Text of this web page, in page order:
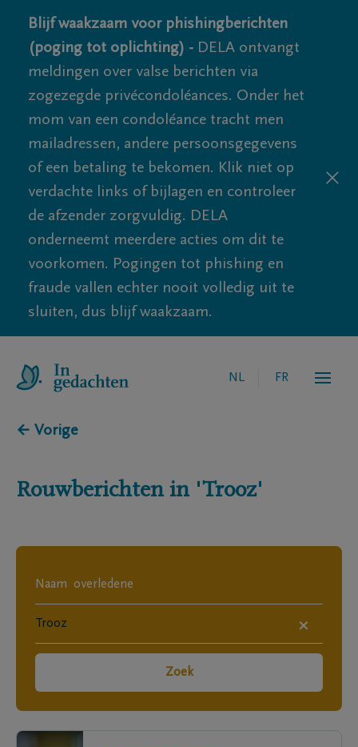
Blijf waakzaam voor phishingberichten
(poging tot oplichting) - DELA ontvangt
meldingen over valse berichten via
zogezegde privécondoléances. Onder het
mom van een condoléance tracht men
mailadressen, andere persoonsgegevens
of een betaling te bekomen. Klik niet op
verdachte links of bijlagen en controleer
de afzender zorgvuldig. DELA
onderneemt meerdere acties om dit te
voorkomen. Pogingen tot phishing en
fraude vallen echter nooit volledig uit te
sluiten, dus blijf waakzaam.
NL FR
← Vorige
Rouwberichten in 'Trooz'
×
Zoek